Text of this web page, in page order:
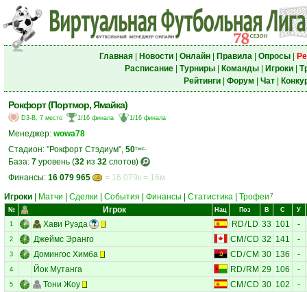
Главная| Новости| Онлайн| Правила| Опросы|
Расписание| Турниры| Команды| Игроки|
Рейтинги| Форум Чат|
Рокфорт (Портмор, Ямайка)
D3-B, 7 место 1/16 финала 1/16 финала
Менеджер: wowa78
Стадион: "Рокфорт Стэдиум", 50тыс.
База: 7 уровень (32 из 32 слотов)
Финансы: 16 079 965
= 16 079к = 16м
Игроки
Матчи Сделки События Финансы Статистика Трофеи 7
№ Игрок Нац Поз В С У
1 Хави Руэда RD/LD 33 101 -
2 Джеймс Эранго CM /CD 32 141 -
3 Домингос Химба CD/CM 30 136 -
4 Йок Мутанга RD/ RM 29 106 -
5 Тони Жоу CM /CD 30 102 -